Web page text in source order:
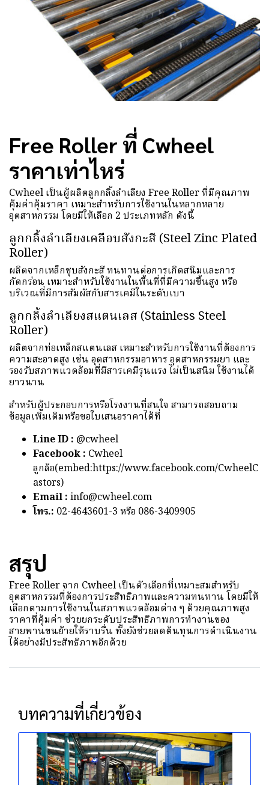
Free Roller ที่ Cwheel
ราคาเท่าไหร่
Cwheel เป็นผู้ผลิตลูกกลิ้งลำเลียง Free Roller ที่มีคุณภาพ
คุ้มค่าคุ้มราคา เหมาะสำหรับการใช้งานในหลากหลาย
อุตสาหกรรม โดยมีให้เลือก 2 ประเภทหลัก ดังนี้
ลูกกลิ้งลำเลียงเคลือบสังกะสี (Steel Zinc Plated
Roller)
ผลิตจากเหล็กชุบสังกะสี ทนทานต่อการเกิดสนิมและการ
กัดกร่อน เหมาะสำหรับใช้งานในพื้นที่ที่มีความชื้นสูง หรือ
บริเวณที่มีการสัมผัสกับสารเคมีในระดับเบา
ลูกกลิ้งลำเลียงสแตนเลส (Stainless Steel
Roller)
ผลิตจากท่อเหล็กสแตนเลส เหมาะสำหรับการใช้งานที่ต้องการ
ความสะอาดสูง เช่น อุตสาหกรรมอาหาร อุตสาหกรรมยา และ
รองรับสภาพแวดล้อมที่มีสารเคมีรุนแรง ไม่เป็นสนิม ใช้งานได้
ยาวนาน
สำหรับผู้ประกอบการหรือโรงงานที่สนใจ สามารถสอบถาม
ข้อมูลเพิ่มเติมหรือขอใบเสนอราคาได้ที่
Line ID : @cwheel
Facebook : Cwheel
ลูกล้อ(embed:https://www.facebook.com/CwheelC
astors)
Email :info@cwheel.com
โทร.: 02-4643601-3 หรือ 086-3409905
สรุป
Free Roller จาก Cwheel เป็นตัวเลือกที่เหมาะสมสำหรับ
อุตสาหกรรมที่ต้องการประสิทธิภาพและความทนทาน โดยมีให้
เลือกตามการใช้งานในสภาพแวดล้อมต่าง ๆ ด้วยคุณภาพสูง
ราคาที่คุ้มค่า ช่วยยกระดับประสิทธิภาพการทำงานของ
สายพานขนย้ายให้ราบรื่น ทั้งยังช่วยลดต้นทุนการดำเนินงาน
ได้อย่างมีประสิทธิภาพอีกด้วย
บทความที่เกี่ยวข้อง